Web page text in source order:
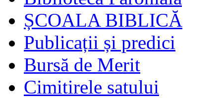
ȘCOALA BIBLICĂ
Publicații și predici
Bursă de Merit
Cimitirele satului